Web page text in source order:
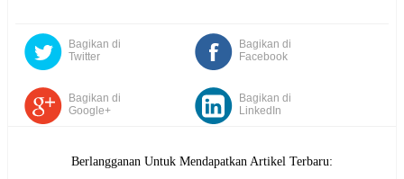
Bagikan di
Facebook
Bagikan di
Twitter
Bagikan di
Google+
Bagikan di
LinkedIn
Berlangganan Untuk Mendapatkan Artikel Terbaru: